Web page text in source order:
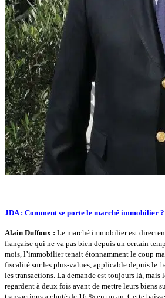
JDA : Comment se porte le marché immobilier ?
Alain Duffoux : Le marché immobilier est
française qui ne va pas bien depuis un certain
mois, l’immobilier tenait étonnamment le coup
fiscalité sur les plus-values, applicable depuis le
les transactions. La demande est toujours là, mais
regardent à deux fois avant de mettre leurs biens